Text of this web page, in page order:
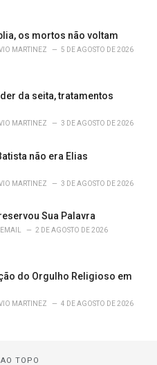
os mortos não voltam
MARTINEZ 5 DE AGOSTO DE 2026
da seita, tratamentos
MARTINEZ 3 DE AGOSTO DE 2026
não era Elias
MARTINEZ 3 DE AGOSTO DE 2026
Sua Palavra
EMAIL 2 DE AGOSTO DE 2026
do Orgulho Religioso em
MARTINEZ 4 DE AGOSTO DE 2026
TOPO